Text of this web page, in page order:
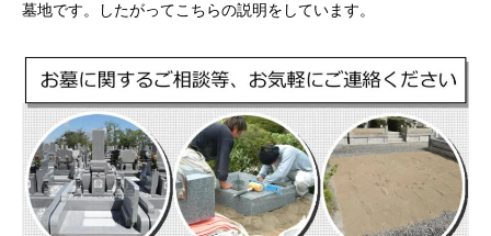
墓地です。したがってこちらの説明をしています。